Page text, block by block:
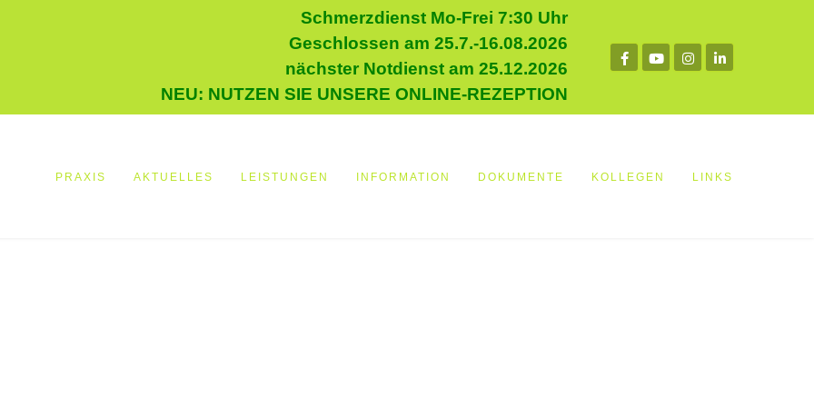
Schmerzdienst Mo-Frei 7:30 Uhr
Geschlossen am 25.7.-16.08.2026
nächster Notdienst am 25.12.2026
NEU: NUTZEN SIE UNSERE ONLINE-REZEPTION
PRAXIS AKTUELLES LEISTUNGEN INFORMATION DOKUMENTE KOLLEGEN LINKS